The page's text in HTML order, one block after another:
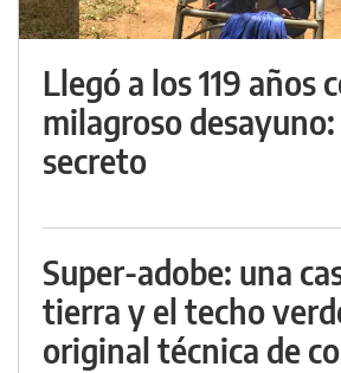
Llegó a los 119 años
milagroso desayuno:
secreto
Super-adobe: una
tierra y el techo
original técnica de